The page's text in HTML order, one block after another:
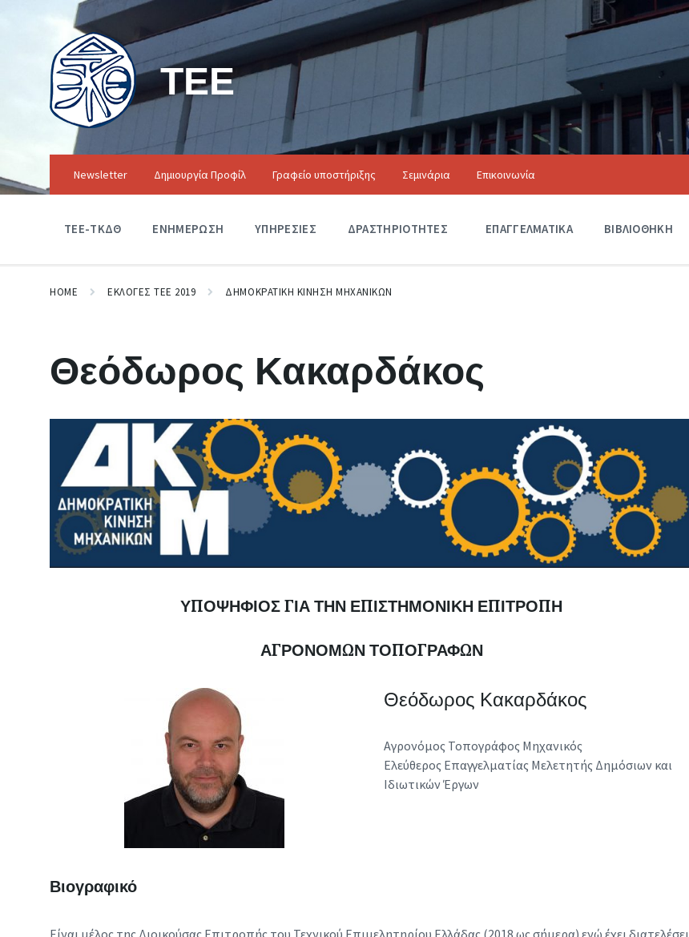
ΤΕΕ
Newsletter Δημιουργία Προφίλ Γραφείο υποστήριξης Σεμινάρια Επικοινωνία
ΤΕΕ-ΤΚΔΘ ΕΝΗΜΕΡΩΣΗ ΥΠΗΡΕΣΙΕΣ ΔΡΑΣΤΗΡΙΟΤΗΤΕΣ
Δ
Τ
Η
Τ
ΕΠΑΓΓΕΛΜΑΤΙΚΑ ΒΙΒΛΙΟΘΗΚΗ
HOME ΕΚΛΟΓΕΣ ΤΕΕ 2019 ΔΗΜΟΚΡΑΤΙΚΗ ΚΙΝΗΣΗ ΜΗΧΑΝΙΚΩΝ
Θεόδωρος Κακαρδάκος
ΥΠΟΨΗΦΙΟΣ ΓΙΑ ΤΗΝ ΕΠΙΣΤΗΜΟΝΙΚΗ ΕΠΙΤΡΟΠΗ
ΑΓΡΟΝΟΜΩΝ ΤΟΠΟΓΡΑΦΩΝ
Θεόδωρος Κακαρδάκος
Αγρονόμος Τοπογράφος Μηχανικός
Ελεύθερος Επαγγελματίας Μελετητής Δημόσιων και
Ιδιωτικών Έργων
Βιογραφικό
Είναι μέλος της Διοικούσας Επιτροπής του Τεχνικού Επιμελητηρίου Ελλάδας (2018 ως σήμερα) ενώ έχει διατελέσει